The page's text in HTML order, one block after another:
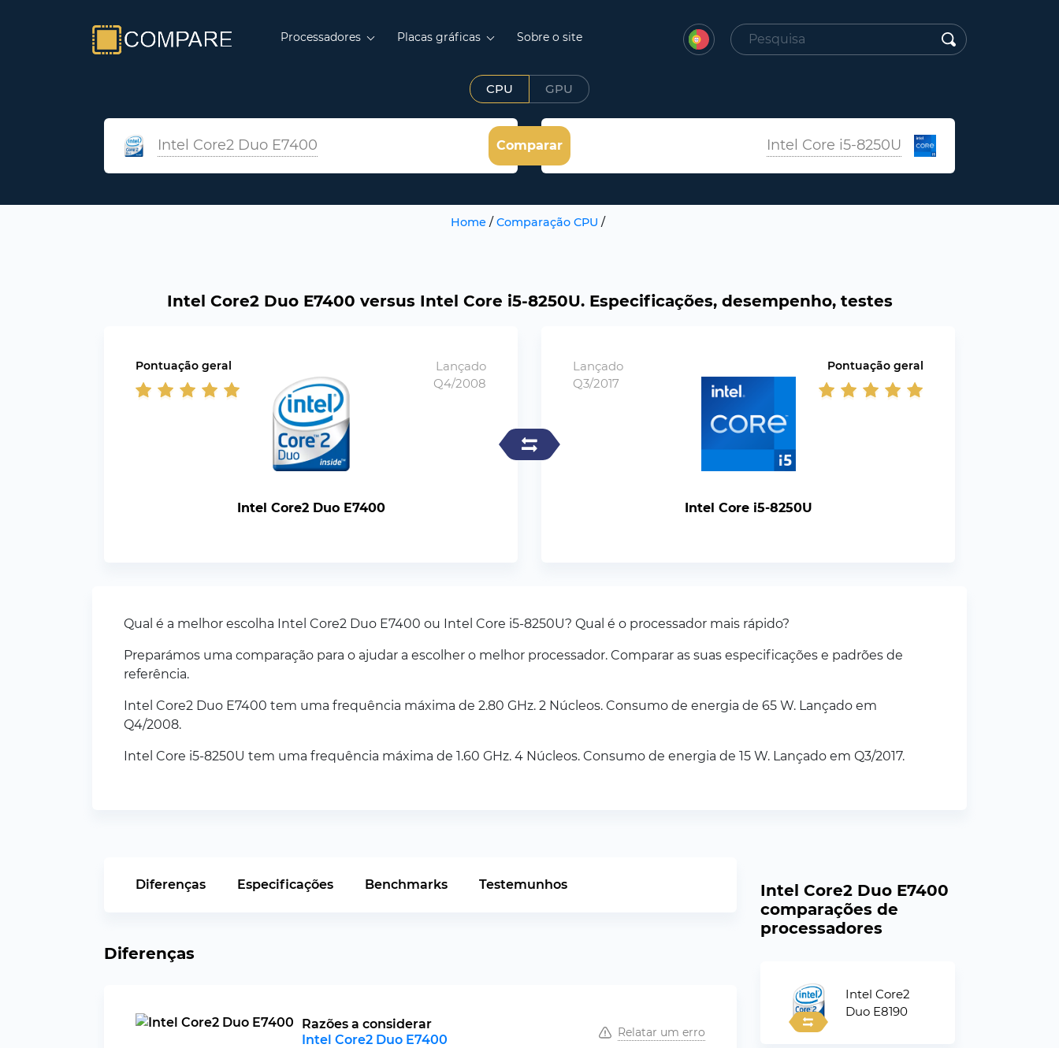
Processadores Placas gráficas Sobre o site
CPU GPU
Intel Core2 Duo E7400 Intel Core i5-8250U
Comparar
Home / Comparação CPU /
Intel Core2 Duo E7400 versus Intel Core i5-8250U. Especificações, desempenho, testes
Pontuação geral
Lançado
Q4/2008
Intel Core2 Duo E7400
Lançado
Q3/2017
Pontuação geral
Intel Core i5-8250U
Qual é a melhor escolha Intel Core2 Duo E7400 ou Intel Core i5-8250U? Qual é o processador mais rápido?
Preparámos uma comparação para o ajudar a escolher o melhor processador. Comparar as suas especificações e padrões de
referência.
Intel Core2 Duo E7400 tem uma frequência máxima de 2.80 GHz. 2 Núcleos. Consumo de energia de 65 W. Lançado em
Q4/2008.
Intel Core i5-8250U tem uma frequência máxima de 1.60 GHz. 4 Núcleos. Consumo de energia de 15 W. Lançado em Q3/2017.
Diferenças Especificações Benchmarks Testemunhos
Diferenças
Razões a considerar
Intel Core2 Duo E7400
Relatar um erro
Intel Core2 Duo E7400
comparações de
processadores
Intel Core2
Duo E8190